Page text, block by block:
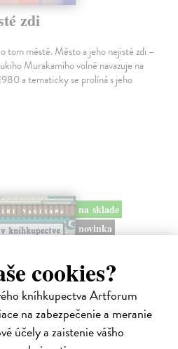
cookies?
kníhkupectva Artforum
na zabezpečenie a meranie
účely a zaistenie vášho
zdi
tom městě. Město a jeho nejisté zdi –
Murakamiho volně navazuje na
a tematicky se prolíná s jeho
na sklade
novinka